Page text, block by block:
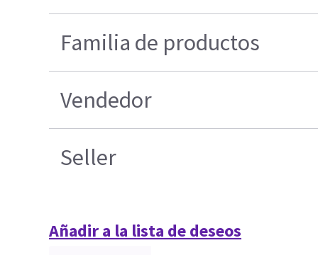
Familia de productos
Vendedor
Seller
Añadir a la lista de deseos